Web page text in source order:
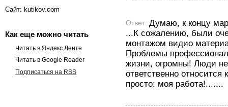
Сайт: kutikov.com
Как еще можно читать
Читать в Яндекс.Ленте
Читать в Google Reader
Подписаться на RSS
Ответ: Думаю, к концу
...К сожалению, были
монтажом видио
Проблемы
жизни, огромны! Люди
ответственно относится
просто: моя работа!.......